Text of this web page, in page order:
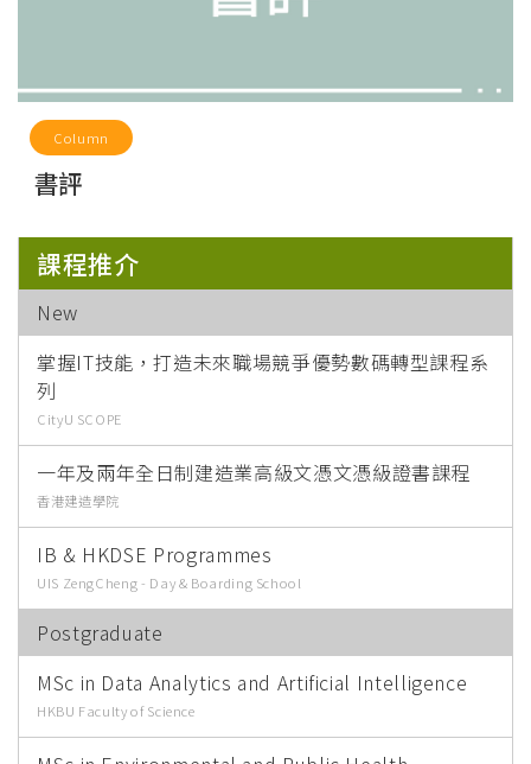
Column
書評
課程推介
New
掌握IT技能，打造未來職場競爭優勢數碼轉型課程系
列
CityU SCOPE
一年及兩年全日制建造業高級文憑文憑級證書課程
香港建造學院
IB & HKDSE Programmes
UIS ZengCheng - Day & Boarding School
Postgraduate
MSc in Data Analytics and Artificial Intelligence
HKBU Faculty of Science